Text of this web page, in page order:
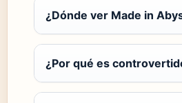
¿Dónde ver Made in
¿Por qué es